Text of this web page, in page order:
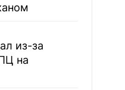
из-за
на